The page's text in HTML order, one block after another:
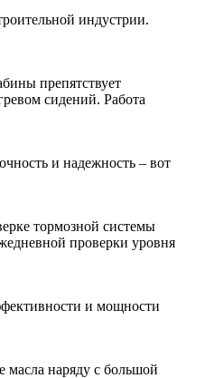
индустрии.
препятствует
сидений. Работа
и надежность – вот
тормозной системы
проверки уровня
и мощности
масла наряду с большой